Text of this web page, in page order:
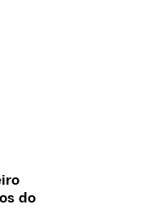
do